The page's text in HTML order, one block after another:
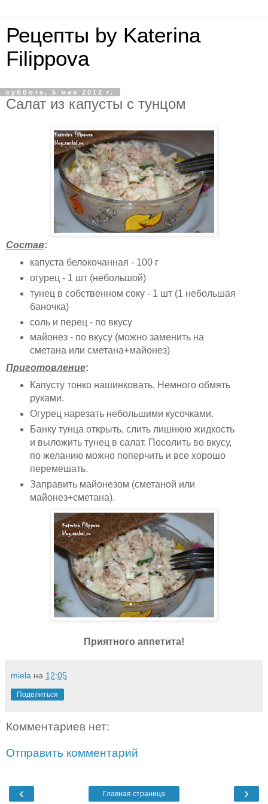
Рецепты by Katerina
Filippova
суббота, 5 мая 2012 г.
Салат из капусты с тунцом
Состав:
капуста белокочанная - 100 г
огурец - 1 шт (небольшой)
тунец в собственном соку - 1 шт (1 небольшая
баночка)
соль и перец - по вкусу
майонез - по вкусу (можно заменить на
сметана или сметана+майонез)
Приготовление:
Капусту тонко нашинковать. Немного обмять
руками.
Огурец нарезать небольшими кусочками.
Банку тунца открыть, слить лишнюю жидкость
и выложить тунец в салат. Посолить во вкусу,
по желанию можно поперчить и все хорошо
перемешать.
Заправить майонезом (сметаной или
майонез+сметана).
Приятного аппетита!
miela на 12:05
Поделиться
Комментариев нет:
Отправить комментарий
‹ ›
Главная страница